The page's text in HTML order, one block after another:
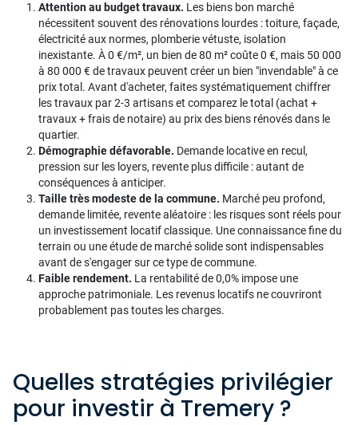
Attention au budget travaux. Les biens bon marché
nécessitent souvent des rénovations lourdes : toiture, façade,
électricité aux normes, plomberie vétuste, isolation
inexistante. À 0 €/m², un bien de 80 m² coûte 0 €, mais 50 000
à 80 000 € de travaux peuvent créer un bien "invendable" à ce
prix total. Avant d'acheter, faites systématiquement chiffrer
les travaux par 2-3 artisans et comparez le total (achat +
travaux + frais de notaire) au prix des biens rénovés dans le
quartier.
Démographie défavorable. Demande locative en recul,
pression sur les loyers, revente plus difficile : autant de
conséquences à anticiper.
Taille très modeste de la commune. Marché peu profond,
demande limitée, revente aléatoire : les risques sont réels pour
un investissement locatif classique. Une connaissance fine du
terrain ou une étude de marché solide sont indispensables
avant de s'engager sur ce type de commune.
Faible rendement. La rentabilité de 0,0% impose une
approche patrimoniale. Les revenus locatifs ne couvriront
probablement pas toutes les charges.
Quelles stratégies privilégier
pour investir à Tremery ?